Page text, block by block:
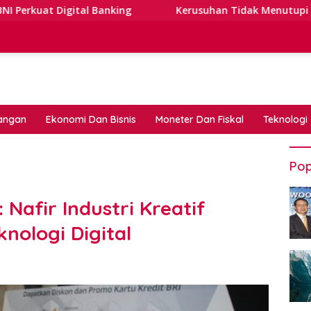
Kerusuhan Tidak Menutupi Jalan: Tips
Ekonomi Dan Bisnis Moneter Dan Fiskal Teknologi
Nafir Industri Kreatif
Digital